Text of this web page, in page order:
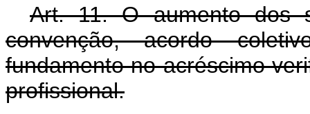
Art. 11. O aumento dos
convenção, acordo
fundamento no acréscimo
profissional.